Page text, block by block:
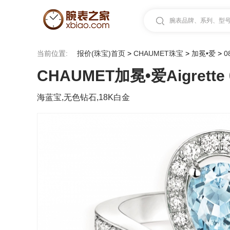
腕表品牌、系列、型
当前位置: 报价(珠宝)首页 > CHAUMET珠宝 > 加冕•爱 >
CHAUMET加冕•爱Aigrette
海蓝宝,无色钻石,18K白金